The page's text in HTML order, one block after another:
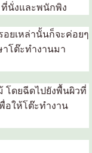
ที่นั่งและพนักพิง
ยเหล่านั้นก็จะค่อยๆ
าโต๊ะทำงานมา
โดยฉีดไปยังพื้นผิวที่
อให้โต๊ะทำงาน